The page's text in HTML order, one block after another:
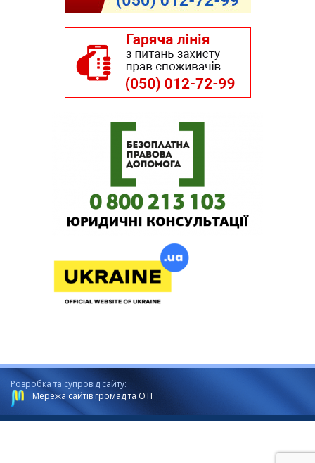
Розробка та супровід сайту:
Мережа сайтів громад та ОТГ